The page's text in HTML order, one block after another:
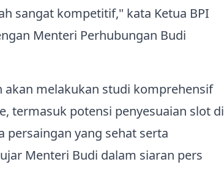
sangat kompetitif," kata Ketua BPI
Menteri Perhubungan Budi
akan melakukan studi komprehensif
termasuk potensi penyesuaian slot di
persaingan yang sehat serta
Menteri Budi dalam siaran pers